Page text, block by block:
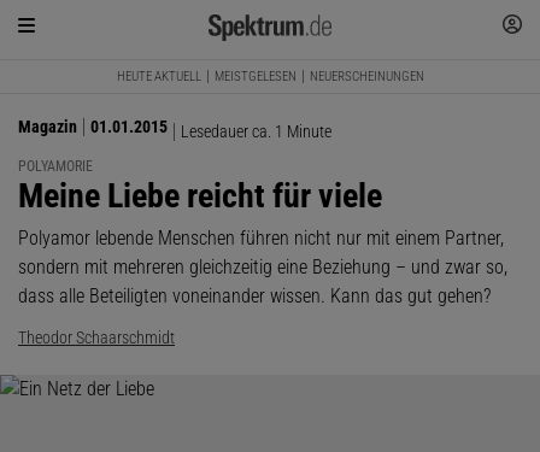
HEUTE AKTUELL MEISTGELESEN NEUERSCHEINUNGEN
Magazin 01.01.2015 Lesedauer ca. 1 Minute
POLYAMORIE
:
Meine Liebe reicht für viele
Polyamor lebende Menschen führen nicht nur mit einem Partner,
sondern mit mehreren gleichzeitig eine Beziehung – und zwar so,
dass alle Beteiligten voneinander wissen. Kann das gut gehen?
Theodor Schaarschmidt